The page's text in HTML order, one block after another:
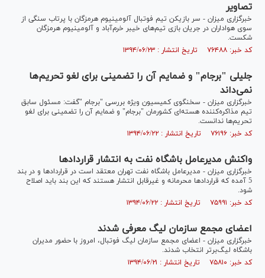
تصاویر
خبرگزاری میزان - سر بازیکن تیم فوتبال آلومینیوم هرمزگان با پرتاب سنگی از
سوی هواداران در جریان بازی تیم‌های خیبر خرم‌آباد و آلومینیوم هرمزگان
شکست.
کد خبر: ۷۶۴۸۸ تاریخ انتشار : ۱۳۹۴/۰۶/۲۳
جلیلی "برجام" و ضمایم آن را تضمینی برای لغو تحریم‌ها
نمی‌داند
خبرگزاری میزان - سخنگوی کمیسیون ویژه بررسی "برجام "گفت: مسئول سابق
تیم مذاکره‌کننده هسته‌ای کشورمان "برجام" و ضمایم آن را تضمینی برای لغو
تحریم‌ها ندانست.
کد خبر: ۷۶۱۹۶ تاریخ انتشار : ۱۳۹۴/۰۶/۲۲
واکنش مدیرعامل باشگاه نفت به انتشار قراردادها
خبرگزاری میزان - مدیرعامل باشگاه نفت تهران معتقد است در قراردادها و در بند
5 آمده که قراردادها محرمانه و غیرقابل انتشار هستند که این بند باید اصلاح
شود.
کد خبر: ۷۵۹۹۱ تاریخ انتشار : ۱۳۹۴/۰۶/۲۲
اعضای مجمع سازمان لیگ معرفی شدند
خبرگزاری میزان - اعضای مجمع سازمان لیگ فوتبال، امروز با حضور مدیران
باشگاه لیگ‌برتر انتخاب شدند.
کد خبر: ۷۵۸۱۰ تاریخ انتشار : ۱۳۹۴/۰۶/۲۱